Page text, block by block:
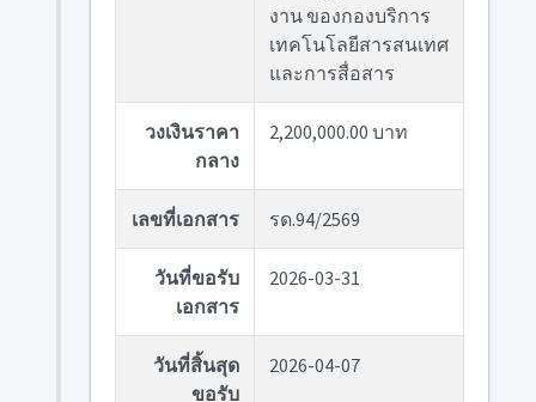
งาน ของกองบริการ
เทคโนโลยีสารสนเทศ
และการสื่อสาร
วงเงินราคา
กลาง
2,200,000.00 บาท
เลขที่เอกสาร รด.94/2569
วันที่ขอรับ
เอกสาร
2026-03-31
วันที่สิ้นสุด
ขอรับ
2026-04-07